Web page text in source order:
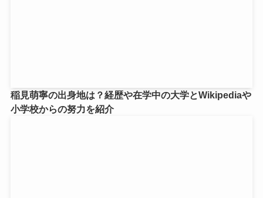
稲見萌寧の出身地は？経歴や在学中の大学とWikipediaや
小学校からの努力を紹介